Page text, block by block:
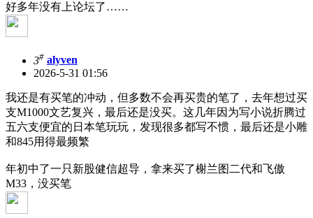
好多年没有上论坛了……
3# alyven
2026-5-31 01:56
我还是有买笔的冲动，但多数不会再买贵的笔了，去年想过买
支M1000文艺复兴，最后还是没买。这几年因为写小说折腾过
五六支便宜的日本笔玩玩，发现很多都写不惯，最后还是小雕
和845用得最频繁
年初中了一只新股健信超导，拿来买了榭兰图二代和飞傲
M33，没买笔